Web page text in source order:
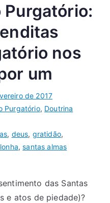
Purgatório:
nos
um
de 2017
Purgatório, Doutrina
, deus, gratidão,
,santas almas
das Santas
e atos de piedade)?